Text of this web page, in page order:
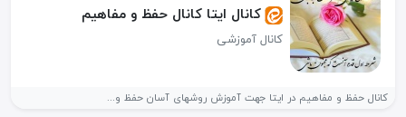
کانال ایتا کانال حفظ و مفاهیم
کانال آموزشی
کانال حفظ و مفاهیم در ایتا جهت آموزش روشهای آسان حفظ و...